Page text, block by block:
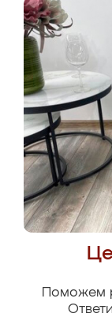
Поможем